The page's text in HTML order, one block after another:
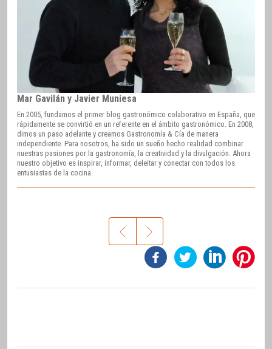
Mar Gavilán y Javier Muniesa
En 2005, fundamos el primer blog gastronómico colaborativo en España, que
rápidamente se convirtió en un referente en el ámbito gastronómico. En 2008,
dimos un paso adelante y creamos Gastronomía & Cía de manera
independiente. Para nosotros, ha sido un sueño hecho realidad combinar
nuestras pasiones por la gastronomía, la creatividad y la divulgación. Ahora
nuestro objetivo es inspirar, informar, deleitar y conectar con todos los
entusiastas de la cocina.